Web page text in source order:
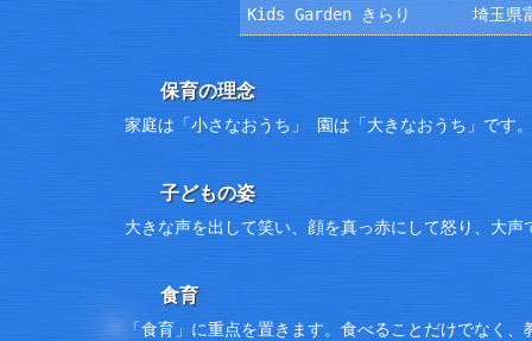
Kids Garden きらり 埼玉県
保育の理念
家庭は「小さなおうち」 園は「大きなおうち」です
子どもの姿
大きな声を出して笑い、顔を真っ赤にして怒り、大
食育
「食育」に重点を置きます。食べることだけでなく